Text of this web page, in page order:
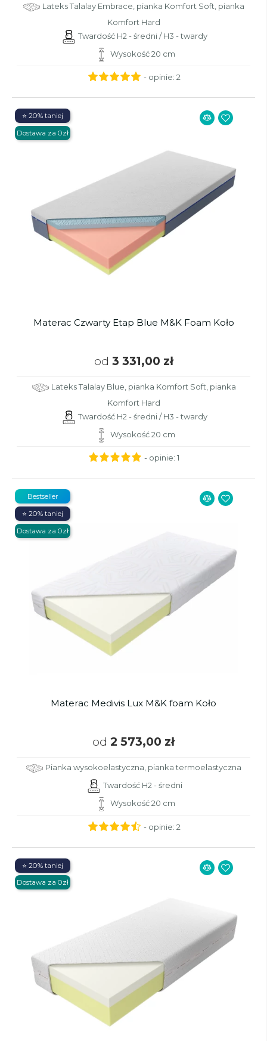
Lateks Talalay Embrace, pianka Komfort Soft, pianka
Komfort Hard
Twardość H2 - średni / H3 - twardy
Wysokość 20 cm
- opinie: 2
Materac Czwarty Etap Blue M&K Foam Koło
od 3 331,00 zł
Lateks Talalay Blue, pianka Komfort Soft, pianka
Komfort Hard
Twardość H2 - średni / H3 - twardy
Wysokość 20 cm
⭐ 20% taniej
Dostawa za 0zł
- opinie: 1
Materac Medivis Lux M&K foam Koło
od 2 573,00 zł
Pianka wysokoelastyczna, pianka termoelastyczna
Twardość H2 - średni
Wysokość 20 cm
Bestseller
⭐ 20% taniej
Dostawa za 0zł
- opinie: 2
⭐ 20% taniej
Dostawa za 0zł